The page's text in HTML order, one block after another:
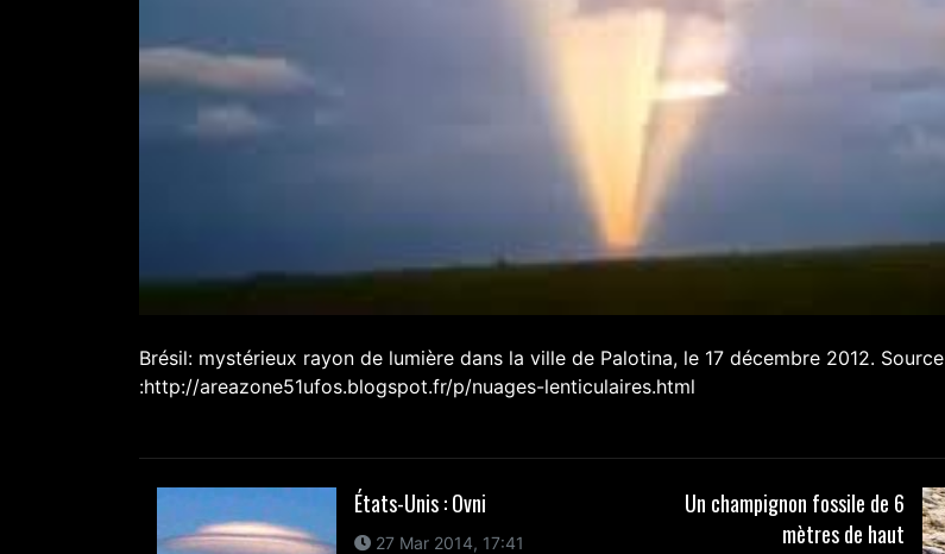
Brésil: mystérieux rayon de lumière dans la ville de Palotina, le 17 décembre 2012. Source
:http://areazone51ufos.blogspot.fr/p/nuages-lenticulaires.html
États-Unis : Ovni
27 Mar 2014, 17:41
Un champignon fossile de 6
mètres de haut